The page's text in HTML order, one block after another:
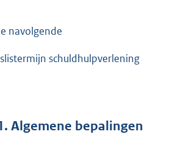
navolgende
schuldhulpverlening
Algemene bepalingen